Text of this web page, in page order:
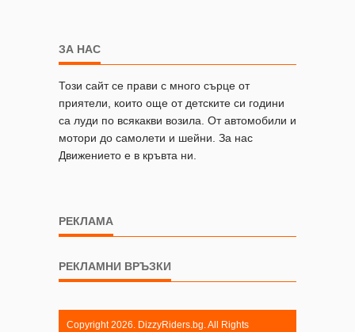
ЗА НАС
Този сайт се прави с много сърце от
приятели, които още от детските си години
са луди по всякакви возила. От автомобили и
мотори до самолети и шейни. За нас
Движението е в кръвта ни.
РЕКЛАМА
РЕКЛАМНИ ВРЪЗКИ
Copyright 2026. DizzyRiders.bg. All Rights